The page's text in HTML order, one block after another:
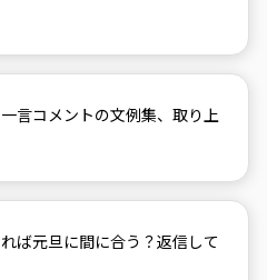
言コメントの文例集、取り上
ば元旦に間に合う？返信して